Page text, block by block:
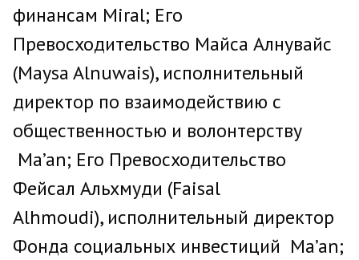
финансам Miral; Его
Превосходительство Майса Алнувайс
(Maysa Alnuwais), исполнительный
директор по взаимодействию с
общественностью и волонтерству
Ma’an; Его Превосходительство
Фейсал Альхмуди (Faisal
Alhmoudi), исполнительный директор
Фонда социальных инвестиций Ma’an;